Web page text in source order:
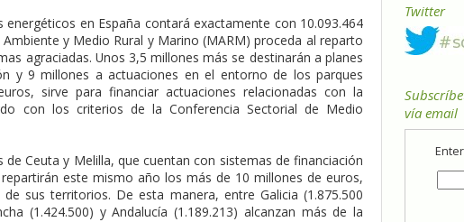
en España contará exactamente con 10.093.464
y Medio Rural y Marino (MARM) proceda al reparto
agraciadas. Unos 3,5 millones más se destinarán a planes
y 9 millones a actuaciones en el entorno de los parques
sirve para financiar actuaciones relacionadas con la
con los criterios de la Conferencia Sectorial de Medio
Ceuta y Melilla, que cuentan con sistemas de financiación
este mismo año los más de 10 millones de euros,
sus territorios. De esta manera, entre Galicia (1.875.500
(1.424.500) y Andalucía (1.189.213) alcanzan más de la
Twitter
vía email